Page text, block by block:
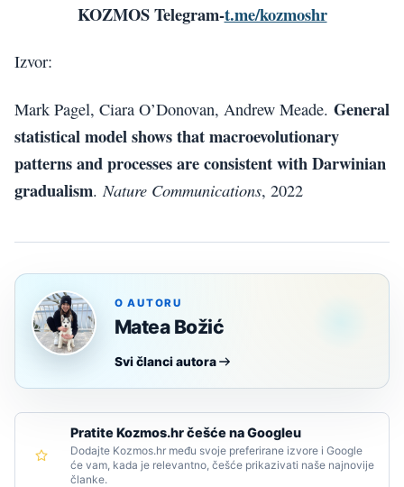
KOZMOS Telegram-t.me/kozmoshr
Izvor:
Mark Pagel, Ciara O’Donovan, Andrew Meade. General
statistical model shows that macroevolutionary
patterns and processes are consistent with Darwinian
gradualism. Nature Communications, 2022
O AUTORU
Matea Božić
Svi članci autora
Pratite Kozmos.hr češće na Googleu
Dodajte Kozmos.hr među svoje preferirane izvore i Google
će vam, kada je relevantno, češće prikazivati naše najnovije
članke.